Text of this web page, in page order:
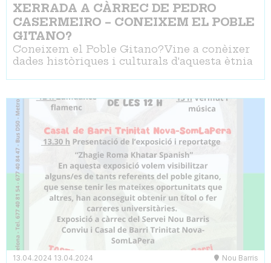
XERRADA A CÀRREC DE PEDRO
CASERMEIRO – CONEIXEM EL POBLE
GITANO?
Coneixem el Poble Gitano?Vine a conèixer
dades històriques i culturals d'aquesta ètnia
13.04.2024 13.04.2024 Nou Barris